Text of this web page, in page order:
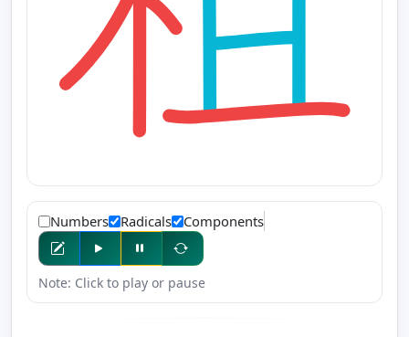
Numbers Radicals Components
Note: Click to play or pause